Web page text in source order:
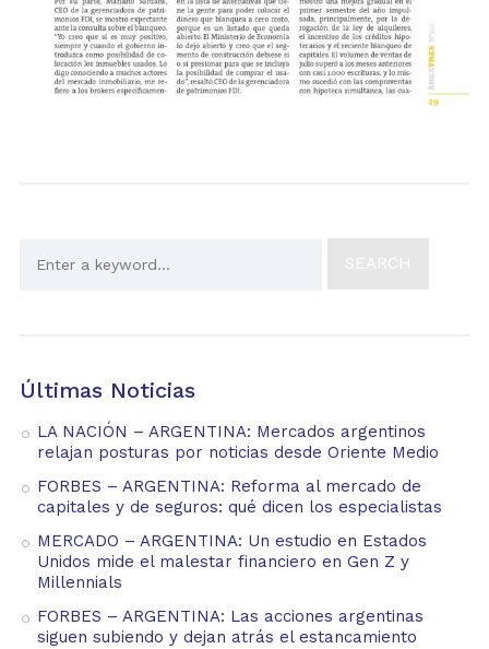
Últimas Noticias
LA NACIÓN – ARGENTINA: Mercados argentinos
relajan posturas por noticias desde Oriente Medio
FORBES – ARGENTINA: Reforma al mercado de
capitales y de seguros: qué dicen los especialistas
MERCADO – ARGENTINA: Un estudio en Estados
Unidos mide el malestar financiero en Gen Z y
Millennials
FORBES – ARGENTINA: Las acciones argentinas
siguen subiendo y dejan atrás el estancamiento